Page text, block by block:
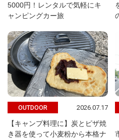
5000円！レンタルで気軽にキ
ャンピングカー旅
OUTDOOR 2026.07.17
【キャンプ料理に】炭とピザ焼
き器を使って小麦粉から本格ナ